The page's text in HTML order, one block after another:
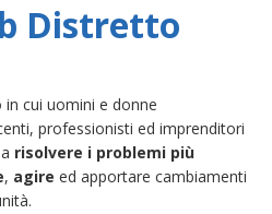
Distretto
in cui uomini e donne
professionisti ed imprenditori
risolvere i problemi più
, agire ed apportare cambiamenti